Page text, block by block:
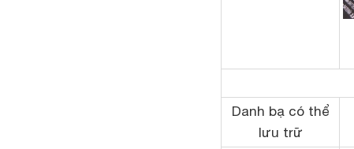
Danh bạ có thể
lưu trữ